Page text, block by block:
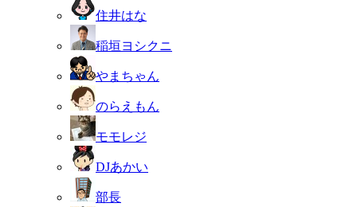
住井はな
稲垣ヨシクニ
やまちゃん
のらえもん
モモレジ
DJあかい
部長